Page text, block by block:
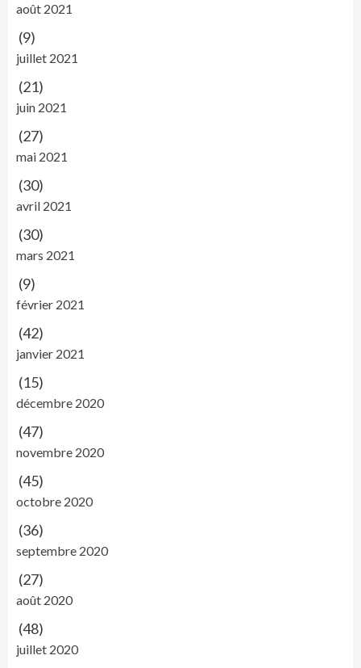
août 2021
(9)
juillet 2021
(21)
juin 2021
(27)
mai 2021
(30)
avril 2021
(30)
mars 2021
(9)
février 2021
(42)
janvier 2021
(15)
décembre 2020
(47)
novembre 2020
(45)
octobre 2020
(36)
septembre 2020
(27)
août 2020
(48)
juillet 2020